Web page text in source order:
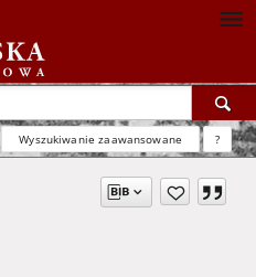
Wyszukiwanie zaawansowane ?